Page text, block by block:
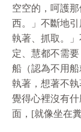
空空的，呵護
西。」不斷地
執著、抓取。」
定、慧都不需
船（認為不用
執著，想著不
覺得心裡沒有
面，[就像坐在